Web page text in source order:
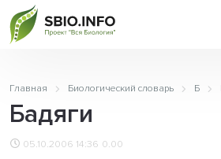
Главная Биологический словарь Б
Бадяги
05.10.2006 14:36 0.00